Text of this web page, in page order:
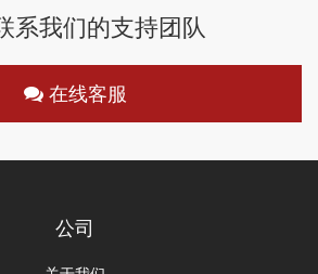
系我们的支持团队
在线客服
公司